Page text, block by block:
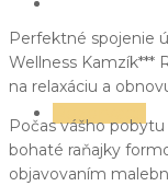
Perfektné spojenie
Wellness Kamzík***
na relaxáciu a
Počas vášho
bohaté raňajky
objavovaním